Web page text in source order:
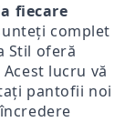
fiecare
complet
Stil oferă
lucru vă
pantofii noi